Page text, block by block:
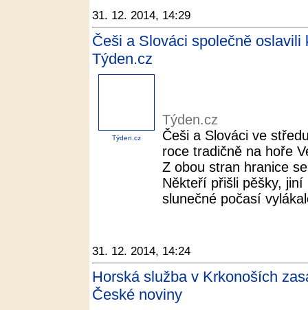
31. 12. 2014, 14:29
Češi a Slováci společně
Týden.cz
Týden.cz
Týden.cz
Češi a Slováci ve
roce tradičně na hoře
Z obou stran hranice
Někteří přišli pěšky,
slunečné počasí
31. 12. 2014, 14:24
Horská služba v Krkonoších
České noviny